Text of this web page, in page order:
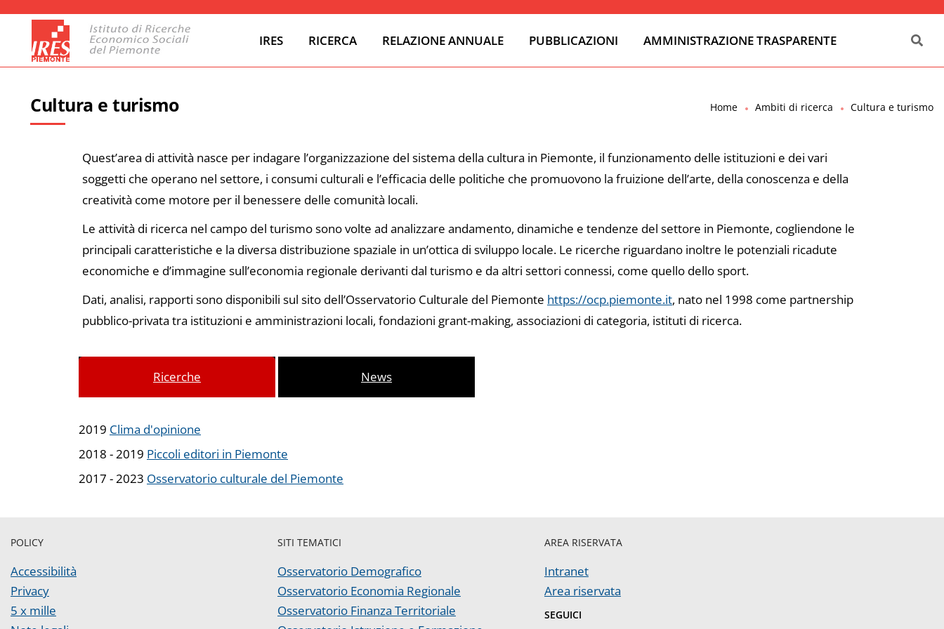
IRES RICERCA RELAZIONE ANNUALE PUBBLICAZIONI AMMINISTRAZIONE TRASPARENTE
Cultura e turismo Home Ambiti di ricerca Cultura e turismo
Quest’area di attività nasce per indagare l’organizzazione del sistema della cultura in Piemonte, il funzionamento delle istituzioni e dei vari
soggetti che operano nel settore, i consumi culturali e l’efficacia delle politiche che promuovono la fruizione dell’arte, della conoscenza e della
creatività come motore per il benessere delle comunità locali.
Le attività di ricerca nel campo del turismo sono volte ad analizzare andamento, dinamiche e tendenze del settore in Piemonte, cogliendone le
principali caratteristiche e la diversa distribuzione spaziale in un’ottica di sviluppo locale. Le ricerche riguardano inoltre le potenziali ricadute
economiche e d’immagine sull’economia regionale derivanti dal turismo e da altri settori connessi, come quello dello sport.
Dati, analisi, rapporti sono disponibili sul sito dell’Osservatorio Culturale del Piemonte https://ocp.piemonte.it, nato nel 1998 come partnership
pubblico-privata tra istituzioni e amministrazioni locali, fondazioni grant-making, associazioni di categoria, istituti di ricerca.
Ricerche News
2019 Clima d'opinione
2018 - 2019 Piccoli editori in Piemonte
2017 - 2023 Osservatorio culturale del Piemonte
POLICY
Accessibilità
Privacy
5 x mille
SITI TEMATICI
Osservatorio Demografico
Osservatorio Economia Regionale
Osservatorio Finanza Territoriale
AREA RISERVATA
Intranet
Area riservata
SEGUICI